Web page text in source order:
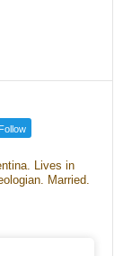
Follow
Lives in
Married.